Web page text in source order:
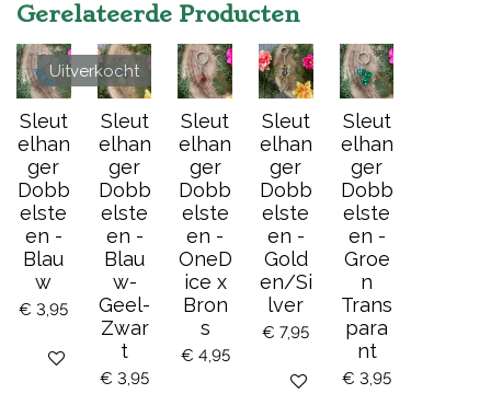
Gerelateerde Producten
Sleut
elhan
ger
Dobb
elste
en -
Blau
w
€ 3,95
Bekijk details
Uitverkocht
Sleut
elhan
ger
Dobb
elste
en -
Blau
w-
Geel-
Zwar
t
€ 3,95
Sleut
elhan
ger
Dobb
elste
en -
OneD
ice x
Bron
s
€ 4,95
Sleut
elhan
ger
Dobb
elste
en -
Gold
en/Si
lver
€ 7,95
Bekijk details
Sleut
elhan
ger
Dobb
elste
en -
Groe
n
Trans
para
nt
€ 3,95